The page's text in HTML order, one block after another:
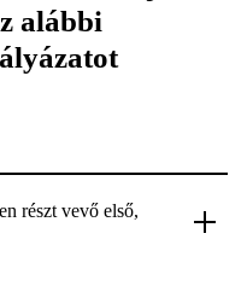
alábbi
részt vevő első,